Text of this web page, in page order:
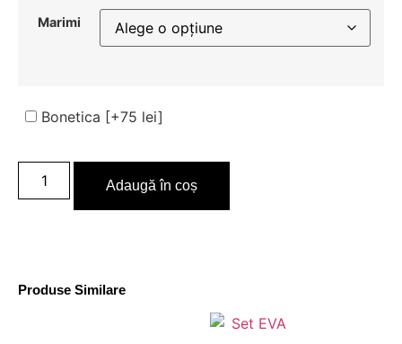
Marimi
Bonetica [+75 lei]
Adaugă în coș
Produse Similare